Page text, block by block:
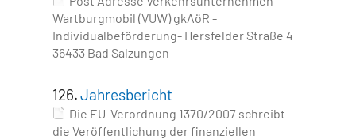
Wartburgmobil (VUW) gkAöR -
Individualbeförderung- Hersfelder Straße 4
36433 Bad Salzungen
126.Jahresbericht
Die EU-Verordnung 1370/2007 schreibt
die Veröffentlichung der finanziellen